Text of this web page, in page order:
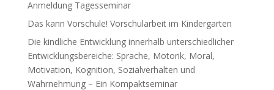
Anmeldung Tagesseminar
Das kann Vorschule! Vorschularbeit im Kindergarten
Die kindliche Entwicklung innerhalb unterschiedlicher
Entwicklungsbereiche: Sprache, Motorik, Moral,
Motivation, Kognition, Sozialverhalten und
Wahrnehmung – Ein Kompaktseminar